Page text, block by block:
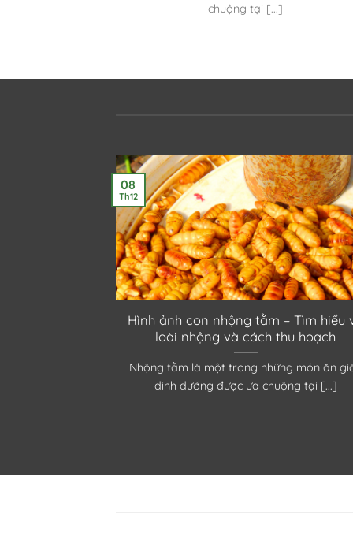
chuộng tại [...]
Hình ảnh con nhộng tằm – Tìm hiểu
loài nhộng và cách thu hoạch
Nhộng tằm là một trong những món ăn
dinh dưỡng được ưa chuộng tại [...]
08
Th12